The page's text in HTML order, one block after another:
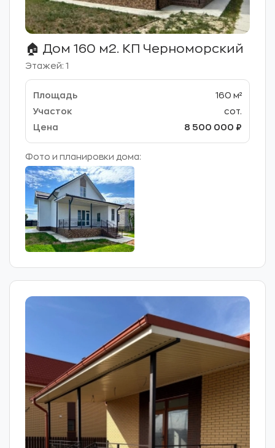
🏠 Дом 160 м2. КП Черноморский
Этажей: 1
160 м²
сот.
8 500 000 ₽
Фото и планировки дома: